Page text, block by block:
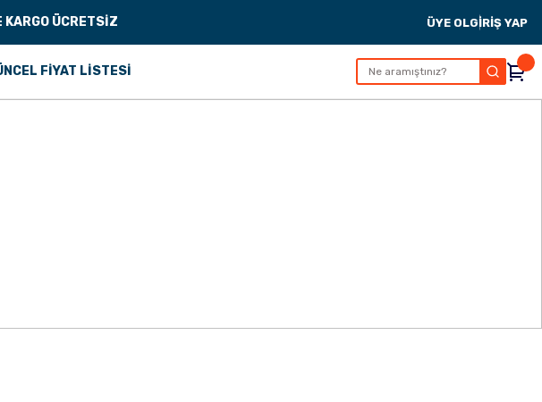
ÜCRETSİZ ÜYE OLGİRİŞ YAP
FİYAT LİSTESİ